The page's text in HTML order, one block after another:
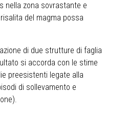
nella zona sovrastante e
del magma possa
di due strutture di faglia
si accorda con le stime
preesistenti legate alla
di sollevamento e